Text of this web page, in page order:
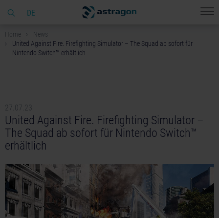
DE
Home
News
United Against Fire. Firefighting Simulator – The Squad ab sofort für
Nintendo Switch™ erhältlich
27.07.23
United Against Fire. Firefighting Simulator –
The Squad ab sofort für Nintendo Switch™
erhältlich